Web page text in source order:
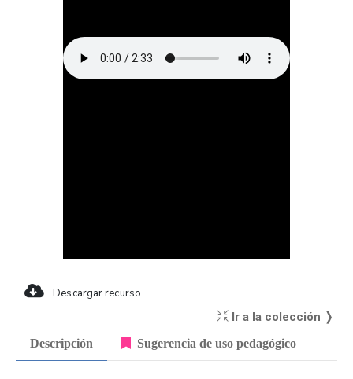
Descargar recurso
Ir a la colección ❭
Descripción Sugerencia de uso pedagógico